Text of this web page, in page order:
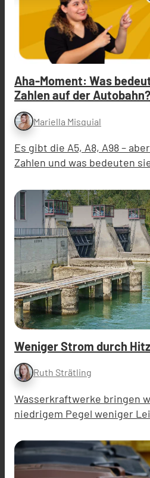
Aha-Moment: Was
Zahlen auf der Autobahn?
Mariella Misquial
Es gibt die A5, A8, A98 –
Zahlen und was bedeuten
Weniger Strom durch
Ruth Strätling
Wasserkraftwerke bringen
niedrigem Pegel weniger